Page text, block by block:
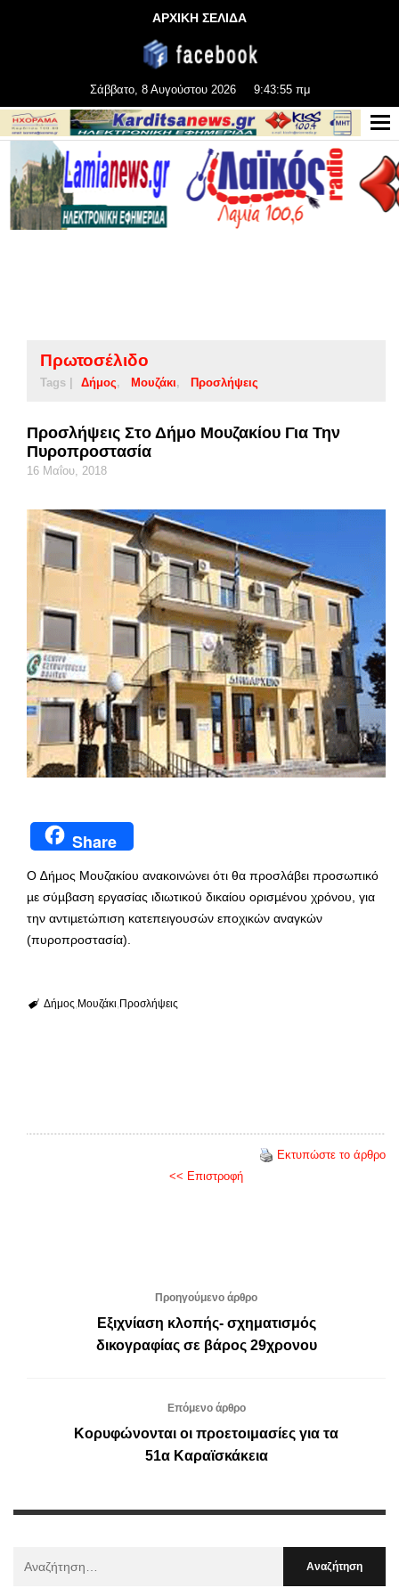
ΑΡΧΙΚΗ ΣΕΛΙΔΑ
Σάββατο, 8 Αυγούστου 2026 9:43:56 πμ
Πρωτοσέλιδο
Tags | Δήμος Μουζάκι Προσλήψεις
Προσλήψεις Στο Δήμο Μουζακίου Για Την
Πυροπροστασία
16 Μαΐου, 2018
Share
Ο ∆ήµος Μουζακίου ανακοινώνει ότι θα προσλάβει προσωπικό
µε σύµβαση εργασίας ιδιωτικού δικαίου ορισµένου χρόνου, για
την αντιµετώπιση κατεπειγουσών εποχικών αναγκών
(πυροπροστασία).
Δήμος Μουζάκι Προσλήψεις
Εκτυπώστε το άρθρο
<< Επιστροφή
Προηγούμενο άρθρο
Εξιχνίαση κλοπής- σχηματισμός
δικογραφίας σε βάρος 29χρονου
Επόμενο άρθρο
Κορυφώνονται οι προετοιμασίες για τα
51α Καραϊσκάκεια